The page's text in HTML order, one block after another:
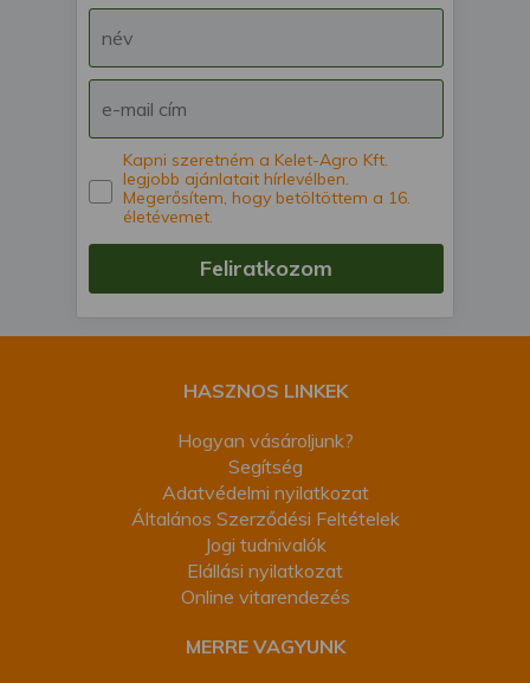
Kapni szeretném a Kelet-Agro Kft.
legjobb ajánlatait hírlevélben.
Megerősítem, hogy betöltöttem a 16.
életévemet.
Feliratkozom
HASZNOS LINKEK
Hogyan vásároljunk?
Segítség
Adatvédelmi nyilatkozat
Általános Szerződési Feltételek
Jogi tudnivalók
Elállási nyilatkozat
Online vitarendezés
MERRE VAGYUNK